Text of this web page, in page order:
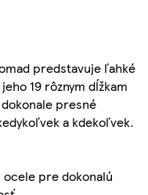
predstavuje ľahké
19 rôznym dĺžkam
presné
a kdekoľvek.
pre dokonalú